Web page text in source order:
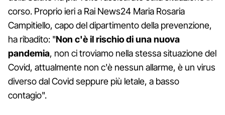
corso. Proprio ieri a Rai News24 Maria Rosaria
Campitiello, capo del dipartimento della prevenzione,
ha ribadito: "Non c'è il rischio di una nuova
pandemia, non ci troviamo nella stessa situazione del
Covid, attualmente non c'è nessun allarme, è un virus
diverso dal Covid seppure più letale, a basso
contagio".